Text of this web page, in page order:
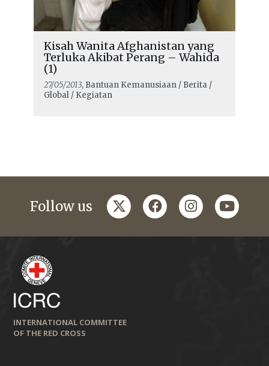
Kisah Wanita Afghanistan yang
Terluka Akibat Perang – Wahida
(1)
27/05/2013, Bantuan Kemanusiaan / Berita /
Global / Kegiatan
Follow us twitterfacebookinstagramyoutube
INTERNATIONAL COMMITTEE
OF THE RED CROSS